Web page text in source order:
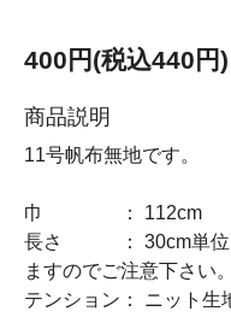
400円(税込440円)
商品説明
11号帆布無地です。
巾 ： 112cm
長さ ： 30cm単位 *
ますのでご注意下さい。
テンション： ニット生